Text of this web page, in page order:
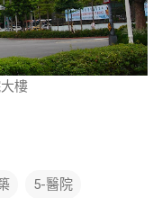
樓
5-醫院